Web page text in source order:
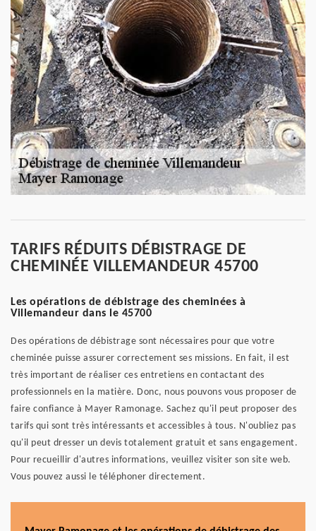
TARIFS RÉDUITS DÉBISTRAGE DE
CHEMINÉE VILLEMANDEUR 45700
Les opérations de débistrage des cheminées à
Villemandeur dans le 45700
Des opérations de débistrage sont nécessaires pour que votre
cheminée puisse assurer correctement ses missions. En fait, il est
très important de réaliser ces entretiens en contactant des
professionnels en la matière. Donc, nous pouvons vous proposer de
faire confiance à Mayer Ramonage. Sachez qu'il peut proposer des
tarifs qui sont très intéressants et accessibles à tous. N'oubliez pas
qu'il peut dresser un devis totalement gratuit et sans engagement.
Pour recueillir d'autres informations, veuillez visiter son site web.
Vous pouvez aussi le téléphoner directement.